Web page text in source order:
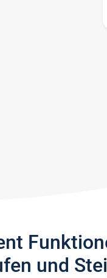
und